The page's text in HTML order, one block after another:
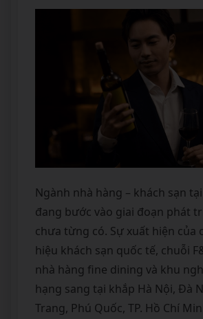
Ngành nhà hàng – khách sạn
đang bước vào giai đoạn phát
chưa từng có. Sự xuất hiện của
hiệu khách sạn quốc tế, chuỗi
nhà hàng fine dining và khu
hạng sang tại khắp Hà Nội, Đà
Trang, Phú Quốc, TP. Hồ Chí